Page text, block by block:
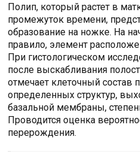
Полип, который растет в
промежуток времени,
образование на ножке. На
правило, элемент
При гистологическом
после выскабливания
отмечает клеточный состав
определенных структур,
базальной мембраны,
Проводится оценка
перерождения.